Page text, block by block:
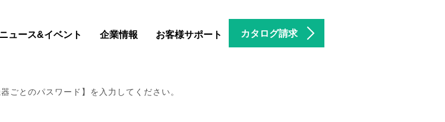
ニュース&イベント 企業情報 お客様サポート カタログ請求
ごとのパスワード】を入力してください。